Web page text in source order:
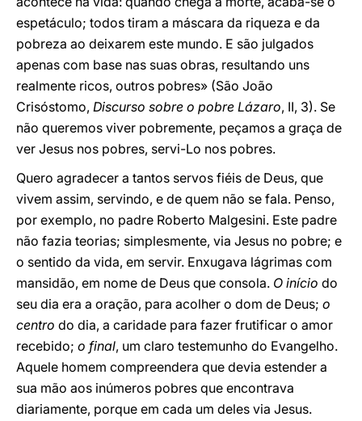
espetáculo; todos tiram a máscara da riqueza e da
pobreza ao deixarem este mundo. E são julgados
apenas com base nas suas obras, resultando uns
realmente ricos, outros pobres» (São João
Crisóstomo, Discurso sobre o pobre Lázaro, II, 3). Se
não queremos viver pobremente, peçamos a graça de
ver Jesus nos pobres, servi-Lo nos pobres.
Quero agradecer a tantos servos fiéis de Deus, que
vivem assim, servindo, e de quem não se fala. Penso,
por exemplo, no padre Roberto Malgesini. Este padre
não fazia teorias; simplesmente, via Jesus no pobre; e
o sentido da vida, em servir. Enxugava lágrimas com
mansidão, em nome de Deus que consola. O início do
seu dia era a oração, para acolher o dom de Deus; o
centro do dia, a caridade para fazer frutificar o amor
recebido; o final, um claro testemunho do Evangelho.
Aquele homem compreendera que devia estender a
sua mão aos inúmeros pobres que encontrava
diariamente, porque em cada um deles via Jesus.